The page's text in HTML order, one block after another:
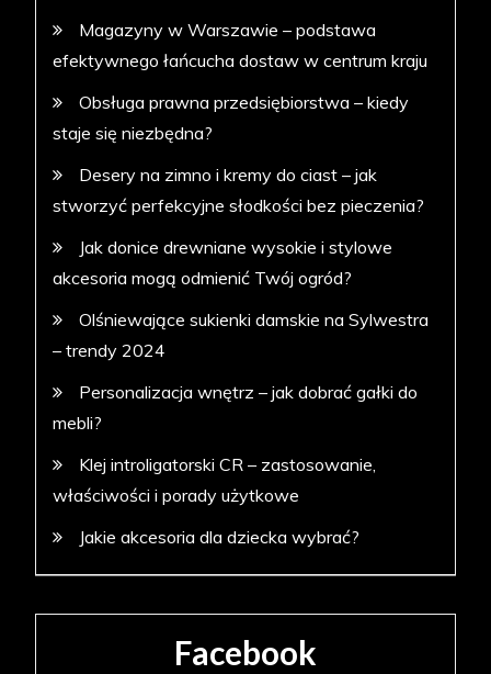
Magazyny w Warszawie – podstawa
efektywnego łańcucha dostaw w centrum kraju
Obsługa prawna przedsiębiorstwa – kiedy
staje się niezbędna?
Desery na zimno i kremy do ciast – jak
stworzyć perfekcyjne słodkości bez pieczenia?
Jak donice drewniane wysokie i stylowe
akcesoria mogą odmienić Twój ogród?
Olśniewające sukienki damskie na Sylwestra
– trendy 2024
Personalizacja wnętrz – jak dobrać gałki do
mebli?
Klej introligatorski CR – zastosowanie,
właściwości i porady użytkowe
Jakie akcesoria dla dziecka wybrać?
Facebook